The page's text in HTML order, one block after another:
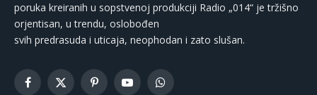
poruka kreiranih u sopstvenoj produkciji Radio „014“ je tržišno
orjentisan, u trendu, oslobođen
svih predrasuda i uticaja, neophodan i zato slušan.
Facebook
X
PinterestYouTubeWhatsApp